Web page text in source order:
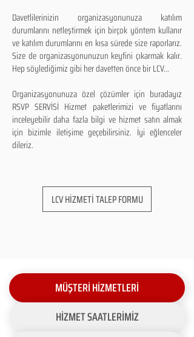
Davetlilerinizin organizasyonunuza katılım
durumlarını netleştirmek için birçok yöntem kullanır
ve katılım durumlarını en kısa sürede size raporlarız.
Size de organizasyonunuzun keyfini çıkarmak kalır.
Hep söylediğimiz gibi her davetten önce bir LCV...
Organizasyonunuza özel çözümler için buradayız
RSVP SERVİSİ Hizmet paketlerimizi ve fiyatlarını
inceleyebilir daha fazla bilgi ve hizmet satın almak
için bizimle iletişime geçebilirsiniz. İyi eğlenceler
dileriz.
LCV HİZMETİ TALEP FORMU
MÜŞTERİ HİZMETLERİ
HİZMET SAATLERİMİZ